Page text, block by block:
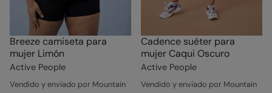
Breeze camiseta para
mujer Limón
Active People
Vendido y enviado por Mountain
Cadence suéter para
mujer Caqui Oscuro
Active People
Vendido y enviado por Mountain